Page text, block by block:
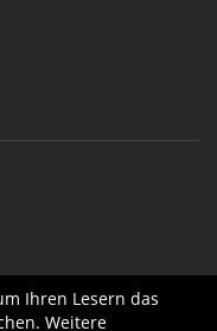
Ihren Lesern das
Weitere